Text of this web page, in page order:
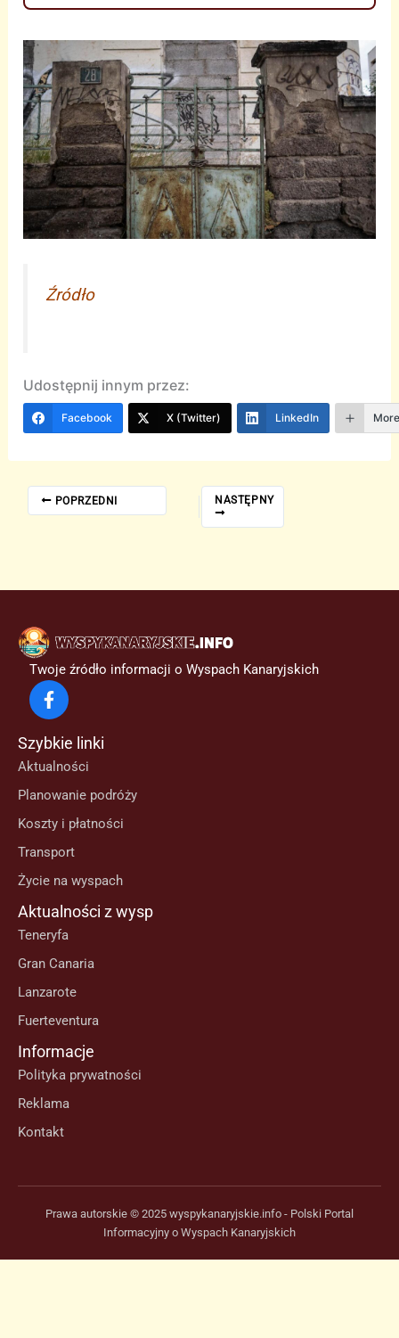
Źródło
Udostępnij innym przez:
Facebook X (Twitter) LinkedIn
POPRZEDNI NASTĘPNY
Twoje źródło informacji o Wyspach Kanaryjskich
Szybkie linki
Aktualności
Planowanie podróży
Koszty i płatności
Transport
Życie na wyspach
Aktualności z wysp
Teneryfa
Gran Canaria
Lanzarote
Fuerteventura
Informacje
Polityka prywatności
Reklama
Kontakt
Prawa autorskie © 2025 wyspykanaryjskie.info - Polski Portal
Informacyjny o Wyspach Kanaryjskich